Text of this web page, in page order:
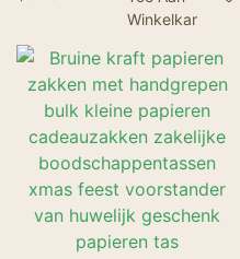
doorweekt voor
Drankjes Sap Koffie
Koude dranken
Feestbenodigdheden
Winkelkar